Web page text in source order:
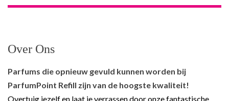
Over Ons
Parfums die opnieuw gevuld kunnen worden bij
ParfumPoint Refill zijn van de hoogste kwaliteit!
Overtuig jezelf en laat je verrassen door onze fantastische